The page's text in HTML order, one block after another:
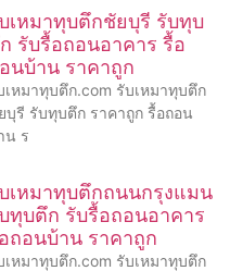
เหมาทุบตึกชัยบุรี รับทุบ
รับรื้อถอนอาคาร รื้อ
นบ้าน ราคาถูก
เหมาทุบตึก.com รับเหมาทุบตึก
บุรี รับทุบตึก ราคาถูก รื้อถอน
น ร
เหมาทุบตึกถนนกรุงแมน
ทุบตึก รับรื้อถอนอาคาร
ถอนบ้าน ราคาถูก
เหมาทุบตึก.com รับเหมาทุบตึก